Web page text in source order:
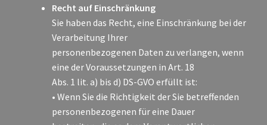
Recht auf Einschränkung
Sie haben das Recht, eine Einschränkung bei der
Verarbeitung Ihrer
personenbezogenen Daten zu verlangen, wenn
eine der Voraussetzungen in Art. 18
Abs. 1 lit. a) bis d) DS-GVO erfüllt ist:
• Wenn Sie die Richtigkeit der Sie betreffenden
personenbezogenen für eine Dauer